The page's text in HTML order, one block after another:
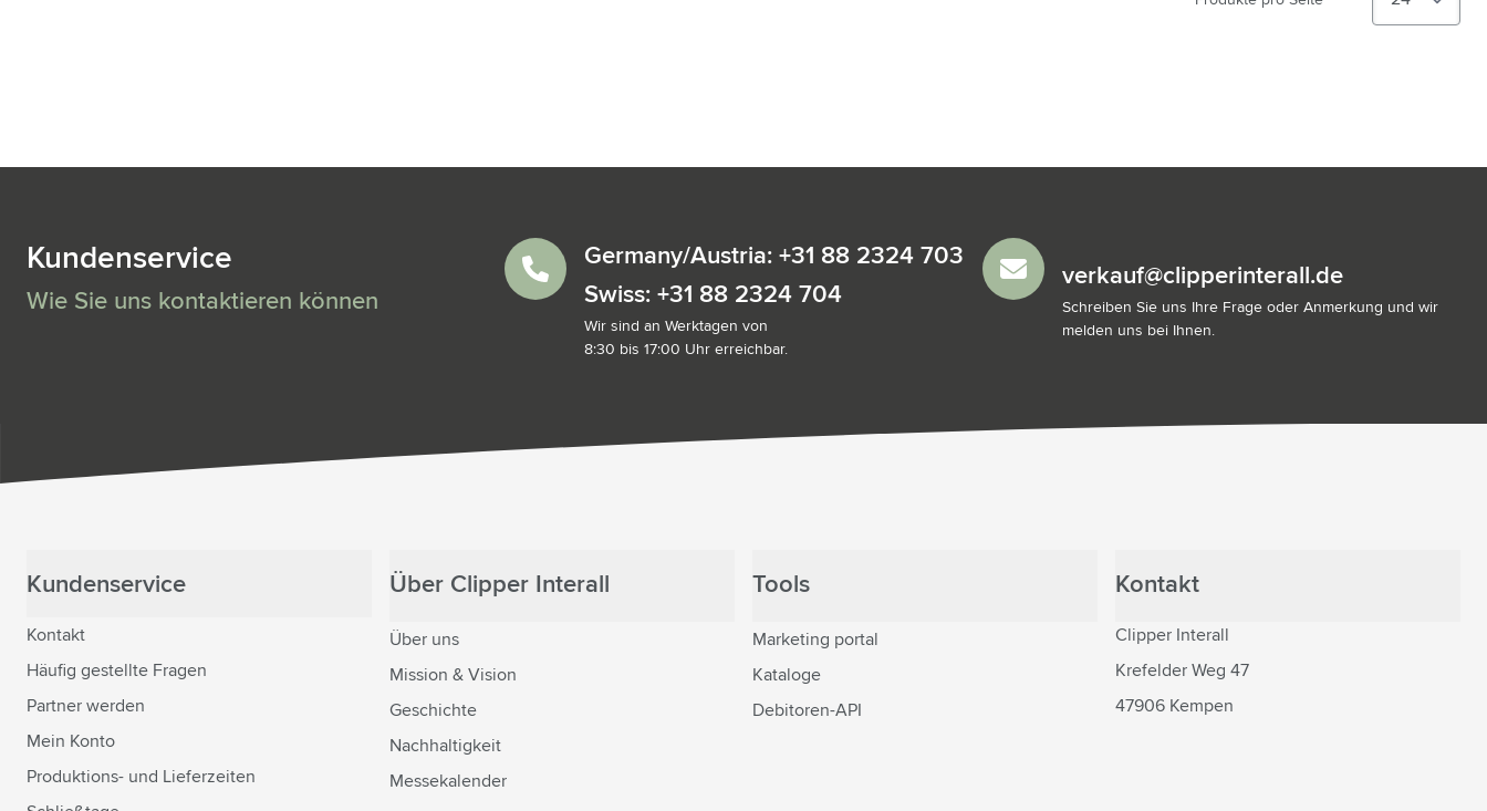
Kundenservice
Wie Sie uns kontaktieren können
Germany/Austria: +31 88 2324 703
Swiss: +31 88 2324 704
Wir sind an Werktagen von
8:30 bis 17:00 Uhr erreichbar.
verkauf@clipperinterall.de
Schreiben Sie uns Ihre Frage oder Anmerkung und wir
melden uns bei Ihnen.
Kundenservice
Kontakt
Häufig gestellte Fragen
Partner werden
Mein Konto
Produktions- und Lieferzeiten
Über Clipper Interall
Über uns
Mission & Vision
Geschichte
Nachhaltigkeit
Messekalender
Tools
Marketing portal
Kataloge
Debitoren-API
Kontakt
Clipper Interall
Krefelder Weg 47
47906 Kempen